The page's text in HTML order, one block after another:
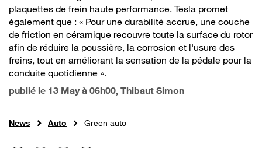
plaquettes de frein haute performance. Tesla promet
également que : « Pour une durabilité accrue, une couche
de friction en céramique recouvre toute la surface du rotor
afin de réduire la poussière, la corrosion et l'usure des
freins, tout en améliorant la sensation de la pédale pour la
conduite quotidienne ».
publié le 13 May à 06h00, Thibaut Simon
News Auto Green auto